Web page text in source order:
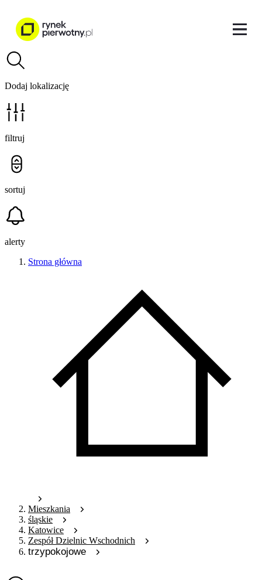
Dodaj lokalizację
filtruj
sortuj
alerty
Strona główna
Mieszkania
śląskie
Katowice
Zespół Dzielnic Wschodnich
trzypokojowe